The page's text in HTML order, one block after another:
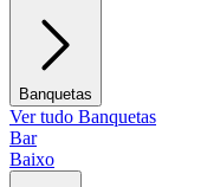
Banquetas
Ver tudo Banquetas
Bar
Baixo